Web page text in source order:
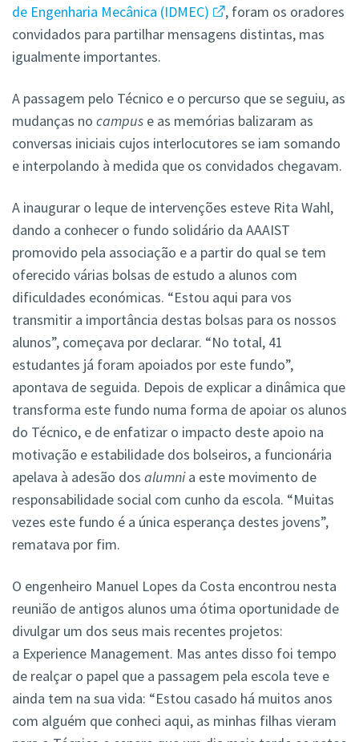
de Engenharia Mecânica (IDMEC)
, foram os oradores
convidados para partilhar mensagens distintas, mas
igualmente importantes.
A passagem pelo Técnico e o percurso que se seguiu, as
mudanças no campus e as memórias balizaram as
conversas iniciais cujos interlocutores se iam somando
e interpolando à medida que os convidados chegavam.
A inaugurar o leque de intervenções esteve Rita Wahl,
dando a conhecer o fundo solidário da AAAIST
promovido pela associação e a partir do qual se tem
oferecido várias bolsas de estudo a alunos com
dificuldades económicas. “Estou aqui para vos
transmitir a importância destas bolsas para os nossos
alunos”, começava por declarar. “No total, 41
estudantes já foram apoiados por este fundo”,
apontava de seguida. Depois de explicar a dinâmica que
transforma este fundo numa forma de apoiar os alunos
do Técnico, e de enfatizar o impacto deste apoio na
motivação e estabilidade dos bolseiros, a funcionária
apelava à adesão dos alumnia este movimento de
responsabilidade social com cunho da escola. “Muitas
vezes este fundo é a única esperança destes jovens”,
rematava por fim.
O engenheiro Manuel Lopes da Costa encontrou nesta
reunião de antigos alunos uma ótima oportunidade de
divulgar um dos seus mais recentes projetos:
a Experience Management. Mas antes disso foi tempo
de realçar o papel que a passagem pela escola teve e
ainda tem na sua vida: “Estou casado há muitos anos
com alguém que conheci aqui, as minhas filhas vieram